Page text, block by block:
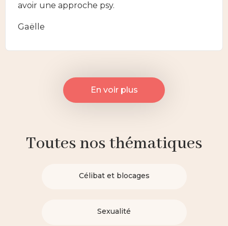
avoir une approche psy.
Gaëlle
En voir plus
Toutes nos thématiques
Célibat et blocages
Sexualité